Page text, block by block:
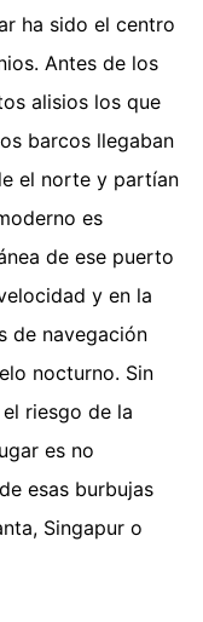
ha sido el centro
Antes de los
alisios los que
barcos llegaban
el norte y partían
es
de ese puerto
y en la
de navegación
nocturno. Sin
riesgo de la
es no
esas burbujas
Singapur o